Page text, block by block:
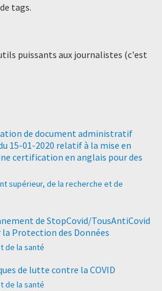
tags.
puissants aux journalistes (c'est
de document administratif
15-01-2020 relatif à la mise en
certification en anglais pour des
supérieur, de la recherche et de
de StopCovid/TousAntiCovid
Protection des Données
de la santé
de lutte contre la COVID
de la santé